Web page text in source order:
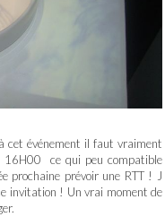
cet événement il faut vraiment
16H00 ce qui peu compatible
prochaine prévoir une RTT ! J
invitation ! Un vrai moment de